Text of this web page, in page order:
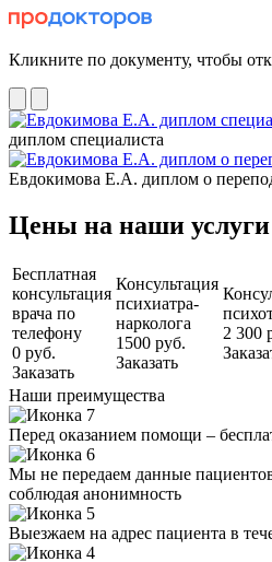
Кликните по документу, чтобы
диплом специалиста
Евдокимова Е.А. диплом о
Цены на наши услуги
Бесплатная
консультация
врача по
телефону
0 руб.
Заказать
Консультация
психиатра-
нарколога
1500 руб.
Заказать
2 300
Наши преимущества
Перед оказанием помощи –
Мы не передаем данные
соблюдая анонимность
Выезжаем на адрес пациента в